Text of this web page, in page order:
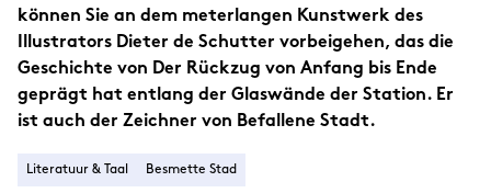
können Sie an dem meterlangen Kunstwerk des
Illustrators Dieter de Schutter vorbeigehen, das die
Geschichte von Der Rückzug von Anfang bis Ende
geprägt hat entlang der Glaswände der Station. Er
ist auch der Zeichner von Befallene Stadt.
Literatuur & Taal Besmette Stad